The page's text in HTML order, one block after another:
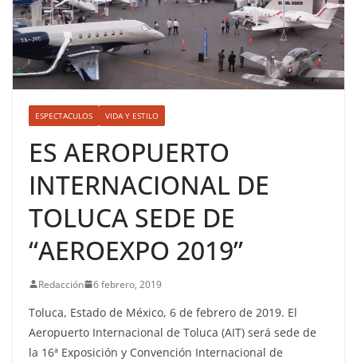
ESPECTACULOS VIDA Y ESTILO
ES AEROPUERTO
INTERNACIONAL DE
TOLUCA SEDE DE
“AEROEXPO 2019”
Redacción 6 febrero, 2019
Toluca, Estado de México, 6 de febrero de 2019. El
Aeropuerto Internacional de Toluca (AIT) será sede de
la 16ª Exposición y Convención Internacional de